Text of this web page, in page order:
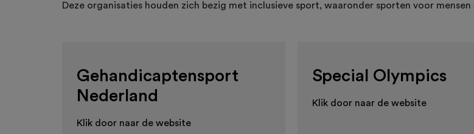
Deze organisaties houden zich bezig met inclusieve sport, waaronder sporten voor
Gehandicaptensport
Nederland
Klik door naar de website
Special Olympics
Klik door naar de website